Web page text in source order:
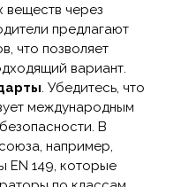
веществ через
предлагают
что позволяет
вариант.
. Убедитесь, что
международным
В
например,
EN 149, которые